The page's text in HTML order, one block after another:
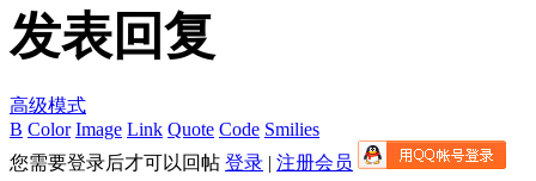
发表回复
高级模式
B Color Image Link Quote Code Smilies
您需要登录后才可以回帖 登录 | 注册会员